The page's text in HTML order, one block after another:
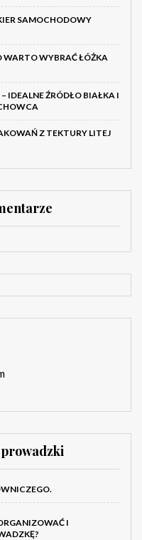
SAMOCHODOWY
WARTO WYBRAĆ ŁÓŻKA
IDEALNE ŹRÓDŁO BIAŁKA I
Z TEKTURY LITEJ
I